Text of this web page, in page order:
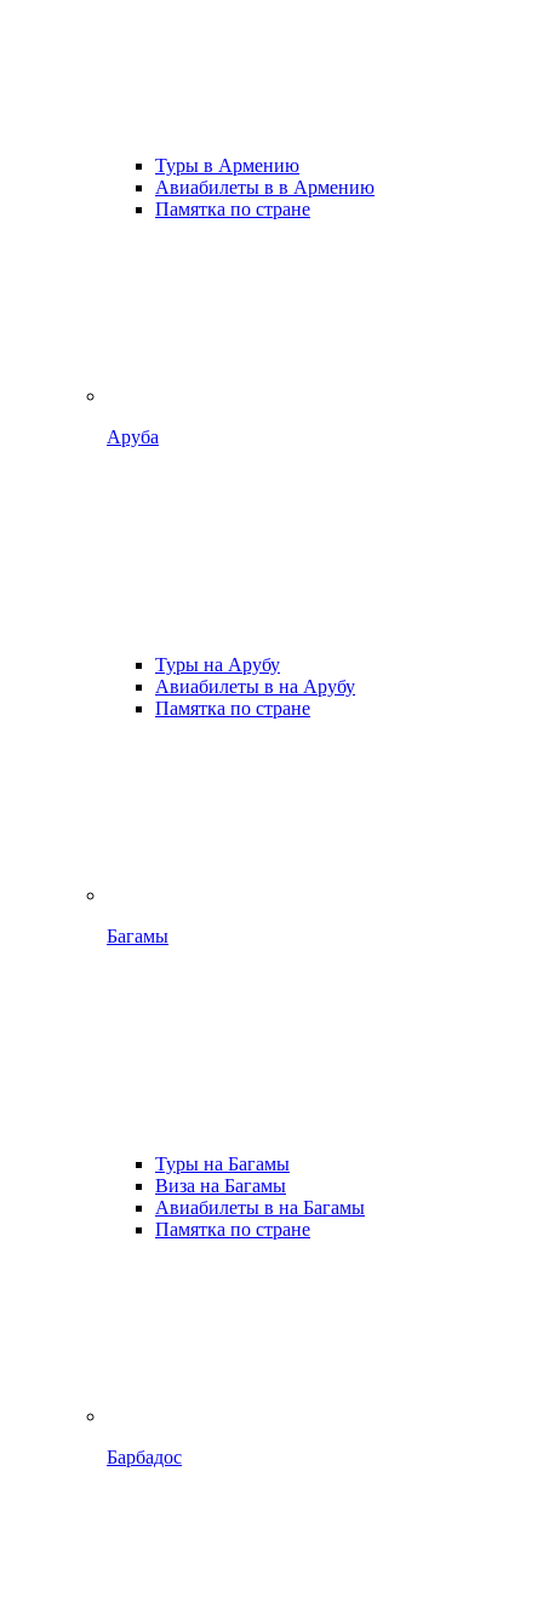
Туры в Армению
Авиабилеты в в Армению
Памятка по стране
Аруба
Туры на Арубу
Авиабилеты в на Арубу
Памятка по стране
Багамы
Туры на Багамы
Виза на Багамы
Авиабилеты в на Багамы
Памятка по стране
Барбадос